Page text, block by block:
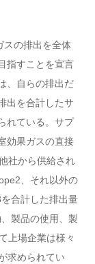
スの排出を全体
指すことを宣言
、自らの排出だ
出を合計したサ
れている。サプ
効果ガスの直接
社から供給され
、それ以外の
合計した排出量
製品の使用、製
上場企業は様々
求められてい